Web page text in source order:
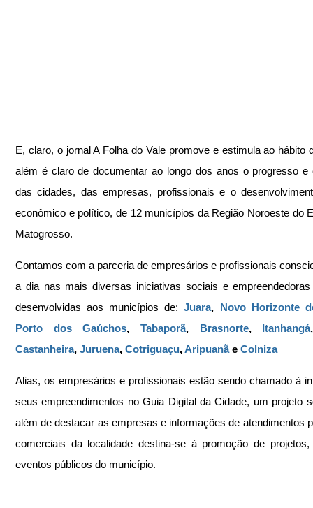
E, claro, o jornal A Folha do Vale promove e estimula ao hábito
além é claro de documentar ao longo dos anos o progresso e
das cidades, das empresas, profissionais e o
econômico e político, de 12 municípios da Região Noroeste do
Matogrosso.
Contamos com a parceria de empresários e profissionais
a dia nas mais diversas iniciativas sociais e
desenvolvidas aos municípios de: Juara, Novo Horizonte
Porto dos Gaúchos, Tabaporã, Brasnorte, Itanhangá
Castanheira, Juruena, Cotriguaçu, Aripuanã e Colniza
Alias, os empresários e profissionais estão sendo chamado à
seus empreendimentos no Guia Digital da Cidade, um projeto
além de destacar as empresas e informações de atendimentos
comerciais da localidade destina-se à promoção de
eventos públicos do município.